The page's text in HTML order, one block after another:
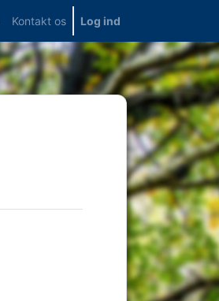
Kontakt os Log ind